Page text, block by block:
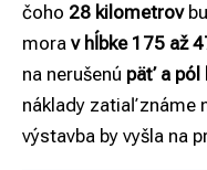
čoho 28 kilometrov
mora v hĺbke 175 až
na nerušenú päť a pól
náklady zatiaľ známe
výstavba by vyšla na